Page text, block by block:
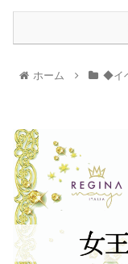
ホーム ◆イ